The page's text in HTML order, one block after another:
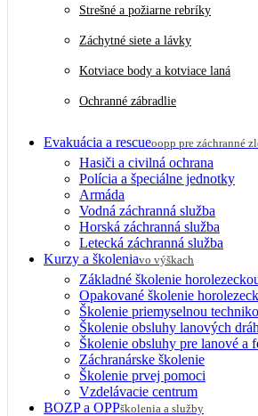
Strešné a požiarne rebríky
Záchytné siete a lávky
Kotviace body a kotviace laná
Ochranné zábradlie
Evakuácia a rescueoopp pre záchranné
Hasiči a civilná ochrana
Polícia a špeciálne jednotky
Armáda
Vodná záchranná služba
Horská záchranná služba
Letecká záchranná služba
Kurzy a školeniavo výškach
Základné školenie
Opakované školenie
Školenie priemyselnou
Školenie obsluhy lanových dráh
Školenie obsluhy pre lanové a
Záchranárske školenie
Školenie prvej pomoci
Vzdelávacie centrum
BOZP a OPPškolenia a služby